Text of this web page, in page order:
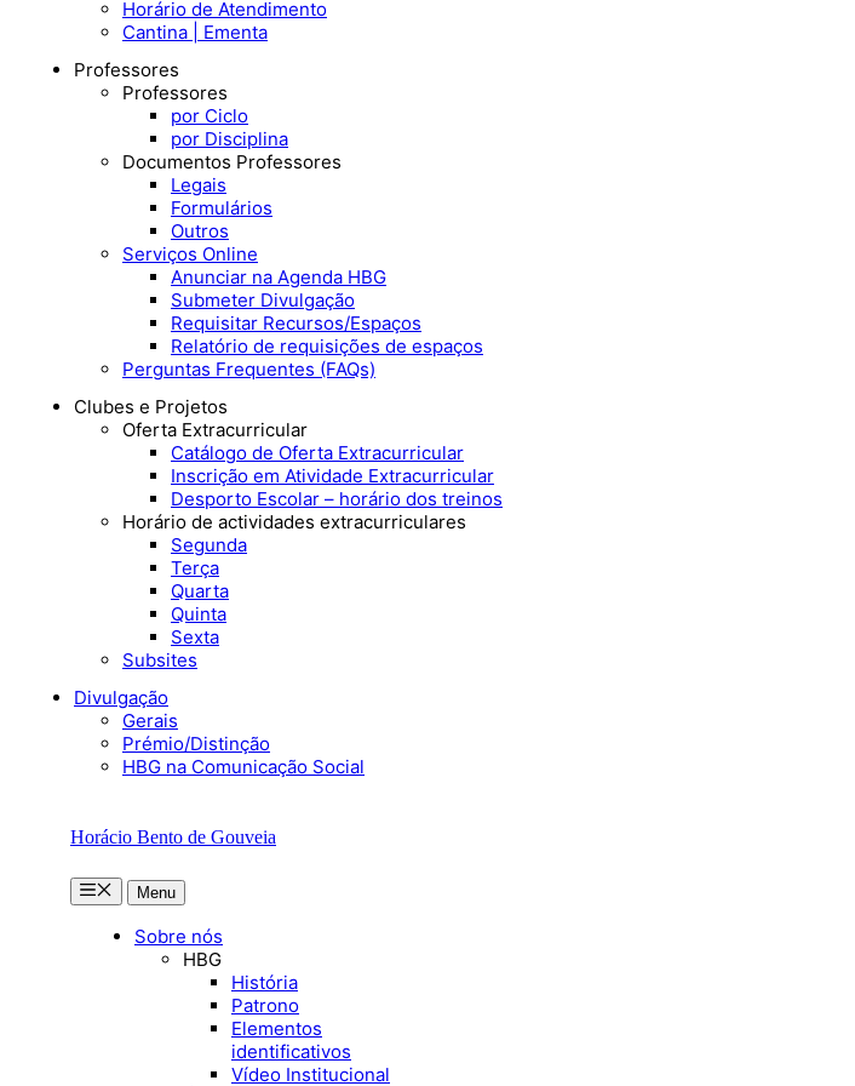
Horário de Atendimento
Cantina | Ementa
Professores
Professores
por Ciclo
por Disciplina
Documentos Professores
Legais
Formulários
Outros
Serviços Online
Anunciar na Agenda HBG
Submeter Divulgação
Requisitar Recursos/Espaços
Relatório de requisições de espaços
Perguntas Frequentes (FAQs)
Clubes e Projetos
Oferta Extracurricular
Catálogo de Oferta Extracurricular
Inscrição em Atividade Extracurricular
Desporto Escolar – horário dos treinos
Horário de actividades extracurriculares
Segunda
Terça
Quarta
Quinta
Sexta
Subsites
Divulgação
Gerais
Prémio/Distinção
HBG na Comunicação Social
Horácio Bento de Gouveia
MenuMenu
Sobre nós
HBG
História
Patrono
Elementos
identificativos
Vídeo Institucional